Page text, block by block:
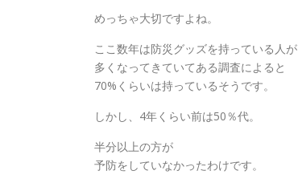
めっちゃ大切ですよね。
ここ数年は防災グッズを持っている人が
多くなってきていてある調査によると
70%くらいは持っているそうです。
しかし、4年くらい前は50％代。
半分以上の方が
予防をしていなかったわけです。